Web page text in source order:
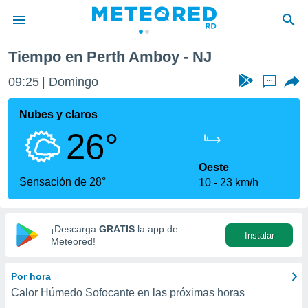
de
ha sido
calidad.
a este
las
y
digital
basada
Tiempo en Perth Amboy - NJ
09:25 Domingo ...
Nubes y claros
26°
Sensación de 28°
Oeste
10
23 km/h
¡Descarga GRATIS la app de
Meteored!
Instalar
Por hora
Calor Húmedo Sofocante en las próximas horas